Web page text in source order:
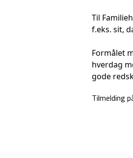
Til
f.eks. sit,
Formålet
hverdag
gode
Tilmelding